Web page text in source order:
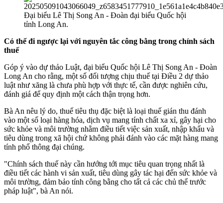
Đại biểu Lê Thị Song An - Đoàn đại biểu Quốc hội
tỉnh Long An.
Có thể đi ngược lại với nguyên tắc công bằng trong chính sách
thuế
Góp ý vào dự thảo Luật, đại biểu Quốc hội Lê Thị Song An - Đoàn
Long An cho rằng, một số đối tượng chịu thuế tại Điều 2 dự thảo
luật như xăng là chưa phù hợp với thực tế, cần được nghiên cứu,
đánh giá để quy định một cách thận trọng hơn.
Bà An nêu lý do, thuế tiêu thụ đặc biệt là loại thuế gián thu đánh
vào một số loại hàng hóa, dịch vụ mang tính chất xa xỉ, gây hại cho
sức khỏe và môi trường nhằm điều tiết việc sản xuất, nhập khẩu và
tiêu dùng trong xã hội chứ không phải đánh vào các mặt hàng mang
tính phổ thông đại chúng.
"Chính sách thuế này cần hướng tới mục tiêu quan trọng nhất là
điều tiết các hành vi sản xuất, tiêu dùng gây tác hại đến sức khỏe và
môi trường, đảm bảo tính công bằng cho tất cả các chủ thể trước
pháp luật", bà An nói.